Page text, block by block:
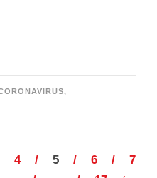
,
4 5 6
7